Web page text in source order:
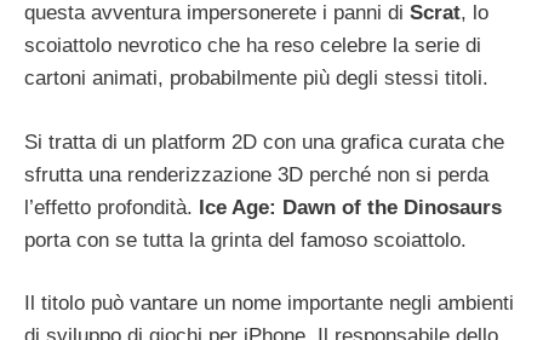
questa avventura impersonerete i panni di Scrat, lo
scoiattolo nevrotico che ha reso celebre la serie di
cartoni animati, probabilmente più degli stessi titoli.
Si tratta di un platform 2D con una grafica curata che
sfrutta una renderizzazione 3D perché non si perda
l’effetto profondità. Ice Age: Dawn of the Dinosaurs
porta con se tutta la grinta del famoso scoiattolo.
Il titolo può vantare un nome importante negli ambienti